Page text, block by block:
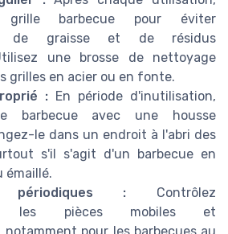
barbecue pour éviter
de graisse et de résidus
une brosse de nettoyage
grilles en acier ou en fonte.
: En période d'inutilisation,
barbecue avec une housse
le dans un endroit à l'abri des
s'il s'agit d'un barbecue en
émaillé.
périodiques : Contrôlez
les pièces mobiles et